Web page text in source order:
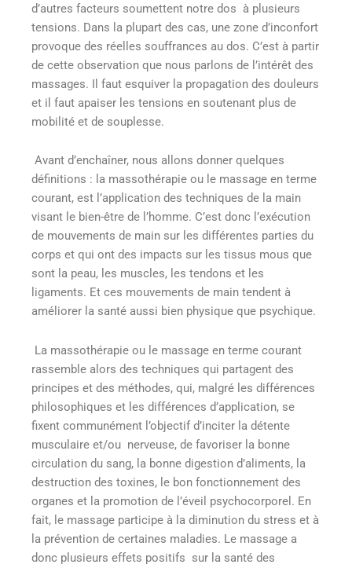
d’autres facteurs soumettent notre dos à plusieurs
tensions. Dans la plupart des cas, une zone d’inconfort
provoque des réelles souffrances au dos. C’est à partir
de cette observation que nous parlons de l’intérêt des
massages. Il faut esquiver la propagation des douleurs
et il faut apaiser les tensions en soutenant plus de
mobilité et de souplesse.
Avant d’enchaîner, nous allons donner quelques
définitions : la massothérapie ou le massage en terme
courant, est l’application des techniques de la main
visant le bien-être de l’homme. C’est donc l’exécution
de mouvements de main sur les différentes parties du
corps et qui ont des impacts sur les tissus mous que
sont la peau, les muscles, les tendons et les
ligaments. Et ces mouvements de main tendent à
améliorer la santé aussi bien physique que psychique.
La massothérapie ou le massage en terme courant
rassemble alors des techniques qui partagent des
principes et des méthodes, qui, malgré les différences
philosophiques et les différences d’application, se
fixent communément l’objectif d’inciter la détente
musculaire et/ou nerveuse, de favoriser la bonne
circulation du sang, la bonne digestion d’aliments, la
destruction des toxines, le bon fonctionnement des
organes et la promotion de l’éveil psychocorporel. En
fait, le massage participe à la diminution du stress et à
la prévention de certaines maladies. Le massage a
donc plusieurs effets positifs sur la santé des